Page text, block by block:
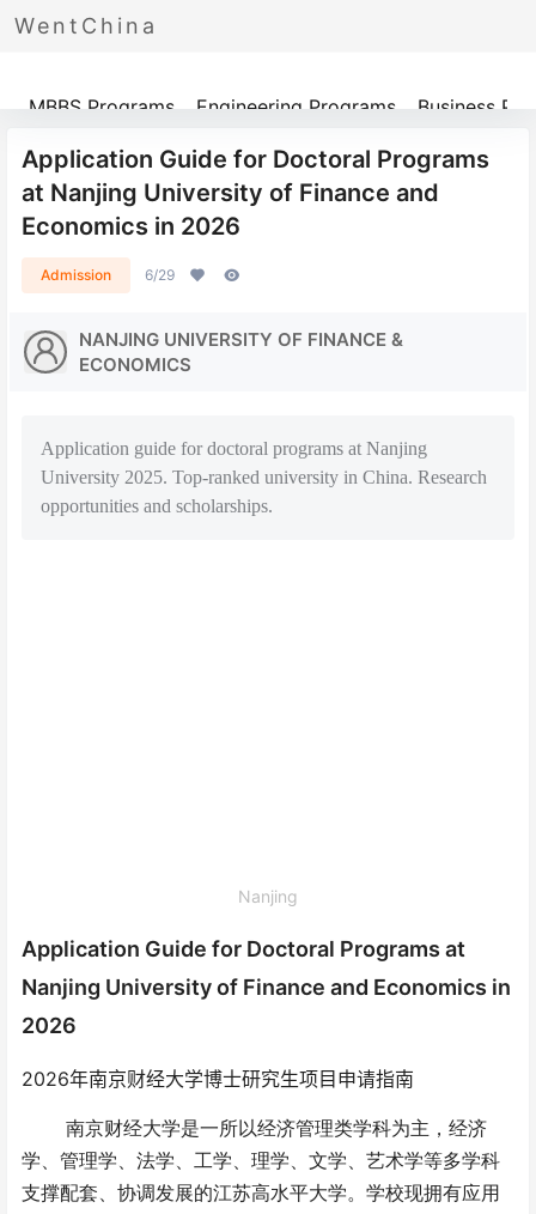
WentChina
Programs
MBBS Programs Engineering Programs Business
Application Guide for Doctoral Programs
at Nanjing University of Finance and
Economics in 2026
Admission 6/29
NANJING UNIVERSITY OF FINANCE &
ECONOMICS
Application guide for doctoral programs at Nanjing
University 2025. Top-ranked university in China. Research
opportunities and scholarships.
Nanjing
Application Guide for Doctoral Programs at
Nanjing University of Finance and Economics in
2026
2026年南京财经大学博士研究生项目申请指南
南京财经大学是一所以经济管理类学科为主，经济
学、管理学、法学、工学、理学、文学、艺术学等多学科
支撑配套、协调发展的江苏高水平大学。学校现拥有应用